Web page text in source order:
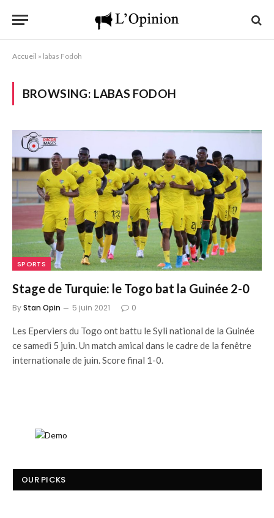
Accueil » labas Fodoh
BROWSING: LABAS FODOH
SPORTS
Stage de Turquie: le Togo bat la Guinée 2-0
ByStan Opin 5 juin 2021 0
Les Eperviers du Togo ont battu le Syli national de la Guinée
ce samedi 5 juin. Un match amical dans le cadre de la fenêtre
internationale de juin. Score final 1-0.
OUR PICKS